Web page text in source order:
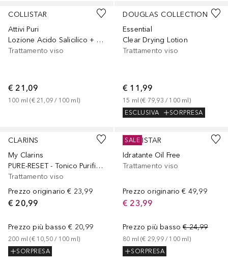
COLLISTAR
Attivi Puri
Lozione Acido Salicilico + Niacinamide
Trattamento viso
€ 21,09
100 ml (€ 21,09 / 100 ml)
DOUGLAS COLLECTION
Essential
Clear Drying Lotion
Trattamento viso
€ 11,99
15 ml (€ 79,93 / 100 ml)
ESCLUSIVA
SORPRESA
CLARINS
My Clarins
PURE-RESET - Tonico Purificante Mattificante
Trattamento viso
Prezzo originario € 23,99
€ 20,99
Prezzo più basso € 20,99
200 ml (€ 10,50 / 100 ml)
SORPRESA
COLLISTAR
Idratante Oil Free
Trattamento viso
Prezzo originario € 49,99
€ 23,99
Prezzo più basso € 24,99
80 ml (€ 29,99 / 100 ml)
SORPRESA
SALE